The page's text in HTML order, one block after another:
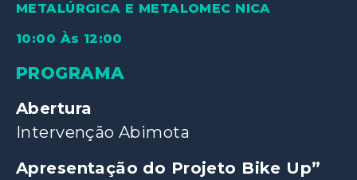
METALÚRGICA E METALOMEC NICA
10:00 Às 12:00
PROGRAMA
Abertura
Intervenção Abimota
Apresentação do Projeto Bike Up”